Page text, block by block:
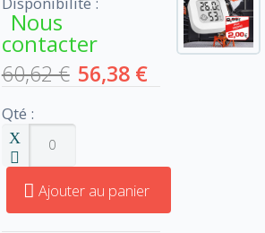
Nous
contacter
60,62 € 56,38 €
Qté :
Ajouter au panier